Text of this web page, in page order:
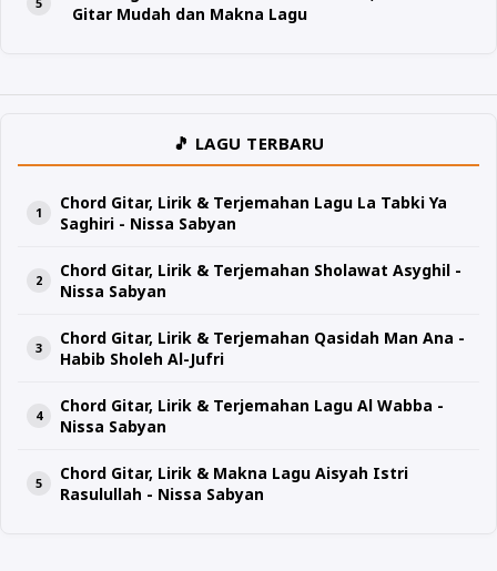
Gitar Mudah dan Makna Lagu
🎵 LAGU TERBARU
Chord Gitar, Lirik & Terjemahan Lagu La Tabki Ya
Saghiri - Nissa Sabyan
Chord Gitar, Lirik & Terjemahan Sholawat Asyghil -
Nissa Sabyan
Chord Gitar, Lirik & Terjemahan Qasidah Man Ana -
Habib Sholeh Al-Jufri
Chord Gitar, Lirik & Terjemahan Lagu Al Wabba -
Nissa Sabyan
Chord Gitar, Lirik & Makna Lagu Aisyah Istri
Rasulullah - Nissa Sabyan